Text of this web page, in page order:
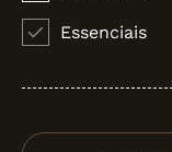
Essenciais